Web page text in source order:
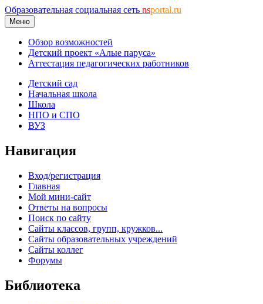
Образовательная социальная сеть nsportal.ru
Меню
Обзор возможностей
Детский проект «Алые паруса»
Аттестация педагогических работников
Детский сад
Начальная школа
Школа
НПО и СПО
ВУЗ
Навигация
Вход/регистрация
Главная
Мой мини-сайт
Ответы на вопросы
Поиск по сайту
Сайты классов, групп, кружков...
Сайты образовательных учреждений
Сайты коллег
Форумы
Библиотека